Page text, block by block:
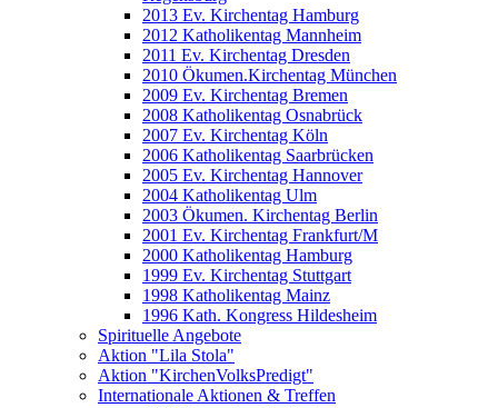
2013 Ev. Kirchentag Hamburg
2012 Katholikentag Mannheim
2011 Ev. Kirchentag Dresden
2010 Ökumen.Kirchentag München
2009 Ev. Kirchentag Bremen
2008 Katholikentag Osnabrück
2007 Ev. Kirchentag Köln
2006 Katholikentag Saarbrücken
2005 Ev. Kirchentag Hannover
2004 Katholikentag Ulm
2003 Ökumen. Kirchentag Berlin
2001 Ev. Kirchentag Frankfurt/M
2000 Katholikentag Hamburg
1999 Ev. Kirchentag Stuttgart
1998 Katholikentag Mainz
1996 Kath. Kongress Hildesheim
Spirituelle Angebote
Aktion "Lila Stola"
Aktion "KirchenVolksPredigt"
Internationale Aktionen & Treffen